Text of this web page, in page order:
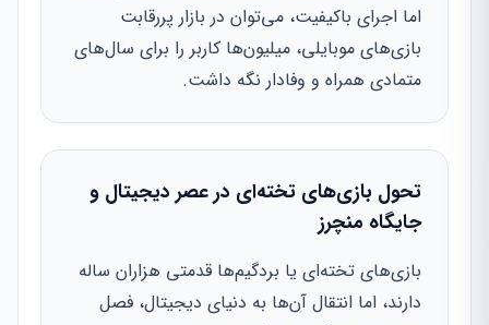
اما اجرای باکیفیت، می‌توان در بازار پررقابت
بازی‌های موبایلی، میلیون‌ها کاربر را برای سال‌های
متمادی همراه و وفادار نگه داشت.
تحول بازی‌های تخته‌ای در عصر دیجیتال و
جایگاه منچرز
بازی‌های تخته‌ای یا بردگیم‌ها قدمتی هزاران ساله
دارند، اما انتقال آن‌ها به دنیای دیجیتال، فصل